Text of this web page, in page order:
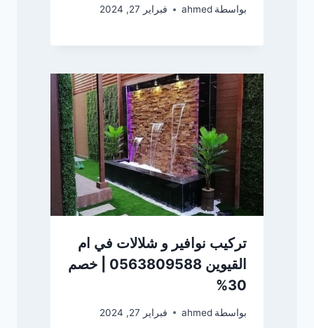
بواسطة ahmed فبراير 27, 2024
تركيب نوافير و شلالات في ام
القيوين 0563809588 | خصم
30%
بواسطة ahmed فبراير 27, 2024